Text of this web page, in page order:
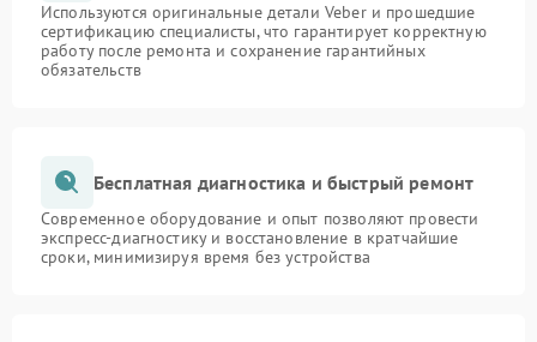
Используются оригинальные детали Veber и прошедшие
сертификацию специалисты, что гарантирует корректную
работу после ремонта и сохранение гарантийных
обязательств
Бесплатная диагностика и быстрый ремонт
Современное оборудование и опыт позволяют провести
экспресс-диагностику и восстановление в кратчайшие
сроки, минимизируя время без устройства